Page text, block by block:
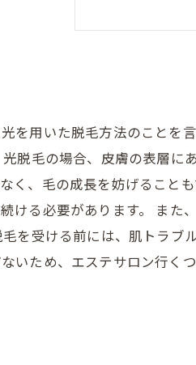
を用いた脱毛方法のことを
脱毛の場合、皮膚の表層
く、毛の成長を妨げること
ける必要があります。 ま
を受ける前には、肌トラ
いため、エステサロン行く